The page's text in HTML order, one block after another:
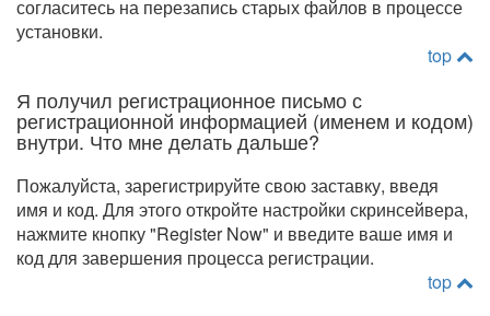
согласитесь на перезапись старых файлов в процессе
установки.
top
Я получил регистрационное письмо с
регистрационной информацией (именем и кодом)
внутри. Что мне делать дальше?
Пожалуйста, зарегистрируйте свою заставку, введя
имя и код. Для этого откройте настройки скринсейвера,
нажмите кнопку "Register Now" и введите ваше имя и
код для завершения процесса регистрации.
top